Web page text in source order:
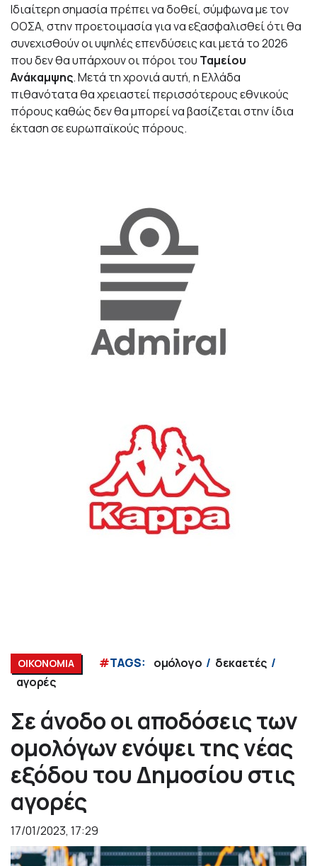
Ιδιαίτερη σημασία πρέπει να δοθεί, σύμφωνα με τον
ΟΟΣΑ, στην προετοιμασία για να εξασφαλισθεί ότι θα
συνεχισθούν οι υψηλές επενδύσεις και μετά το 2026
που δεν θα υπάρχουν οι πόροι του Ταμείου
Ανάκαμψης. Μετά τη χρονιά αυτή, η Ελλάδα
πιθανότατα θα χρειαστεί περισσότερους εθνικούς
πόρους καθώς δεν θα μπορεί να βασίζεται στην ίδια
έκταση σε ευρωπαϊκούς πόρους.
ΟΙΚΟΝΟΜΙΑ #TAGS: ομόλογο
δεκαετές
αγορές
Σε άνοδο οι αποδόσεις των
ομολόγων ενόψει της νέας
εξόδου του Δημοσίου στις
αγορές
17/01/2023, 17:29